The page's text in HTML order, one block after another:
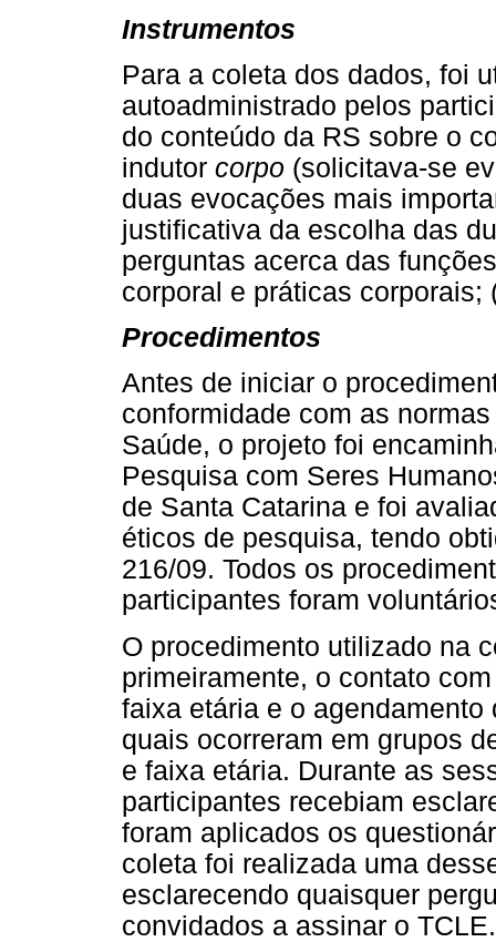
Instrumentos
Para a coleta dos dados, foi
autoadministrado pelos
do conteúdo da RS sobre o
indutor corpo (solicitava-se
duas evocações mais
justificativa da escolha das
perguntas acerca das
corporal e práticas
Procedimentos
Antes de iniciar o
conformidade com as
Saúde, o projeto foi
Pesquisa com Seres
de Santa Catarina e foi
éticos de pesquisa, tendo
216/09. Todos os
participantes foram
O procedimento utilizado na
primeiramente, o contato
faixa etária e o
quais ocorreram em grupos
e faixa etária. Durante as
participantes recebiam
foram aplicados os
coleta foi realizada uma
esclarecendo quaisquer
convidados a assinar o TCLE.